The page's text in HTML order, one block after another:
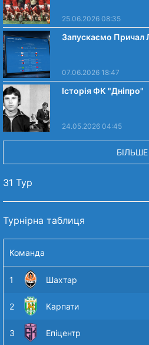
25.06.2026 08:35
Запускаємо Причал
07.06.2026 18:47
Історія ФК "Дніпро"
24.05.2026 04:45
БІЛЬШЕ
31 Тур
Турнірна таблиця
Команда
1 Шахтар
2 Карпати
3 Епіцентр